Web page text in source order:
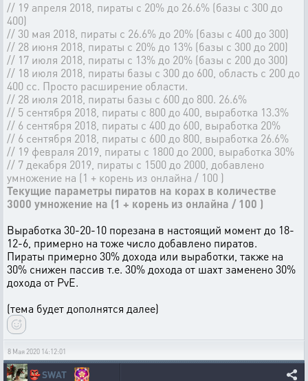
// 19 апреля 2018, пираты с 20% до 26.6% (базы с 300 до
400)
// 30 мая 2018, пираты с 26.6% до 20% (базы с 400 до 300)
// 28 июня 2018, пираты с 20% до 13% (базы с 300 до 200)
// 17 июля 2018, пираты с 13% до 20% (базы с 200 до 300)
// 18 июля 2018, пираты базы с 300 до 600, область с 200 до
400 сс. Просто расширение области.
// 28 июля 2018, пираты базы с 600 до 800. 26.6%
// 5 сентября 2018, пираты с 800 до 400, выработка 13.3%
// 6 сентября 2018, пираты с 400 до 600, выработка 20%
// 6 сентября 2018, пираты с 600 до 800, выработка 26.6%
// 19 февраля 2019, пираты с 1800 до 2000, выработка 30%
// 7 декабря 2019, пираты с 1500 до 2000, добавлено
умножение на (1 + корень из онлайна / 100 )
Текущие параметры пиратов на корах в количестве
3000 умножение на (1 + корень из онлайна / 100 )
Выработка 30-20-10 порезана в настоящий момент до 18-
12-6, примерно на тоже число добавлено пиратов.
Пираты примерно 30% дохода или выработки, также на
30% снижен пассив т.е. 30% дохода от шахт заменено 30%
дохода от PvE.
(тема будет дополнятся далее)
8 Мая 2020 14:12:01
👺SWAT